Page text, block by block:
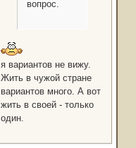
вопрос.
я вариантов не вижу.
Жить в чужой стране
вариантов много. А вот
жить в своей - только
один.